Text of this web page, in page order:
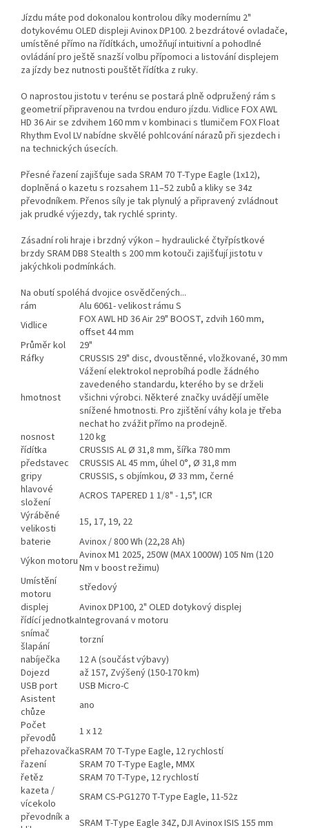
Jízdu máte pod dokonalou kontrolou díky modernímu 2"
dotykovému OLED displeji Avinox DP100. 2 bezdrátové ovladače,
umístěné přímo na řídítkách, umožňují intuitivní a pohodlné
ovládání pro ještě snazší volbu přípomoci a listování displejem
za jízdy bez nutnosti pouštět řídítka z ruky.
O naprostou jistotu v terénu se postará plně odpružený rám s
geometrií připravenou na tvrdou enduro jízdu. Vidlice FOX AWL
HD 36 Air se zdvihem 160 mm v kombinaci s tlumičem FOX Float
Rhythm Evol LV nabídne skvělé pohlcování nárazů při sjezdech i
na technických úsecích.
Přesné řazení zajišťuje sada SRAM 70 T-Type Eagle (1x12),
doplněná o kazetu s rozsahem 11–52 zubů a kliky se 34z
převodníkem. Přenos síly je tak plynulý a připravený zvládnout
jak prudké výjezdy, tak rychlé sprinty.
Zásadní roli hraje i brzdný výkon – hydraulické čtyřpístkové
brzdy SRAM DB8 Stealth s 200 mm kotouči zajišťují jistotu v
jakýchkoli podmínkách.
Na obutí spoléhá dvojice osvědčených...
rám
Alu 6061- velikost rámu S
Vidlice
FOX AWL HD 36 Air 29" BOOST, zdvih 160 mm,
offset 44 mm
Průměr kol
29"
Ráfky
CRUSSIS 29" disc, dvoustěnné, vložkované, 30 mm
hmotnost
Vážení elektrokol neprobíhá podle žádného
zavedeného standardu, kterého by se drželi
všichni výrobci. Některé značky uvádějí uměle
snížené hmotnosti. Pro zjištění váhy kola je třeba
nechat ho zvážit přímo na prodejně.
nosnost
120 kg
řídítka
CRUSSIS AL Ø 31,8 mm, šířka 780 mm
představec
CRUSSIS AL 45 mm, úhel 0°, Ø 31,8 mm
gripy
CRUSSIS, s objímkou, Ø 33 mm, černé
hlavové
složení
ACROS TAPERED 1 1/8" - 1,5", ICR
Výráběné
velikosti
15, 17, 19, 22
baterie
Avinox / 800 Wh (22,28 Ah)
Výkon motoruAvinox M1 2025, 250W (MAX 1000W) 105 Nm (120
Nm v boost režimu)
Umístění
motoru
středový
displej
Avinox DP100, 2" OLED dotykový displej
řídící jednotkaIntegrovaná v motoru
snímač
šlapání
torzní
nabíječka
12 A (součást výbavy)
Dojezd
až 157, Zvýšený (150-170 km)
USB port
USB Micro-C
Asistent
chůze
ano
Počet
převodů
1 x 12
přehazovačkaSRAM 70 T-Type Eagle, 12 rychlostí
řazení
SRAM 70 T-Type Eagle, MMX
řetěz
SRAM 70 T-Type, 12 rychlostí
kazeta /
vícekolo
SRAM CS-PG1270 T-Type Eagle, 11-52z
převodník a
SRAM T-Type Eagle 34Z, DJI Avinox ISIS 155 mm